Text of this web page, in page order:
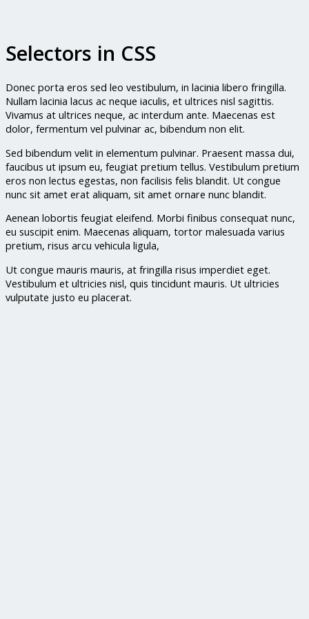
Selectors in CSS
Donec porta eros sed leo vestibulum, in lacinia libero fringilla.
Nullam lacinia lacus ac neque iaculis, et ultrices nisl sagittis.
Vivamus at ultrices neque, ac interdum ante. Maecenas est
dolor, fermentum vel pulvinar ac, bibendum non elit.
Sed bibendum velit in elementum pulvinar. Praesent massa dui,
faucibus ut ipsum eu, feugiat pretium tellus. Vestibulum pretium
eros non lectus egestas, non facilisis felis blandit. Ut congue
nunc sit amet erat aliquam, sit amet ornare nunc blandit.
Aenean lobortis feugiat eleifend. Morbi finibus consequat nunc,
eu suscipit enim. Maecenas aliquam, tortor malesuada varius
pretium, risus arcu vehicula ligula,
Ut congue mauris mauris, at fringilla risus imperdiet eget.
Vestibulum et ultricies nisl, quis tincidunt mauris. Ut ultricies
vulputate justo eu placerat.